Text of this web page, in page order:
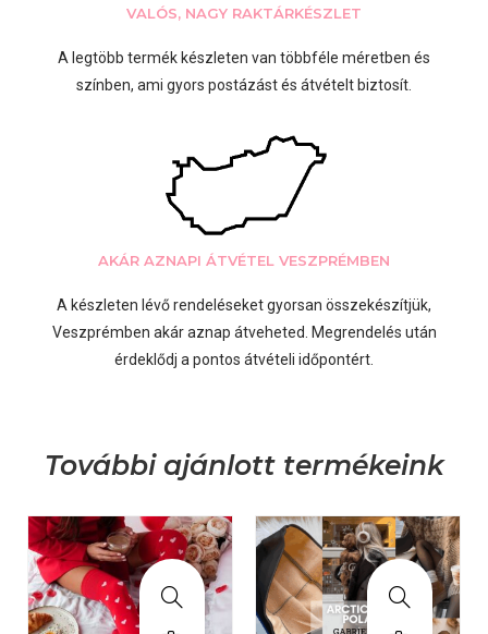
VALÓS, NAGY RAKTÁRKÉSZLET
A legtöbb termék készleten van többféle méretben és
színben, ami gyors postázást és átvételt biztosít.
AKÁR AZNAPI ÁTVÉTEL VESZPRÉMBEN
A készleten lévő rendeléseket gyorsan összekészítjük,
Veszprémben akár aznap átveheted. Megrendelés után
érdeklődj a pontos átvételi időpontért.
További ajánlott termékeink